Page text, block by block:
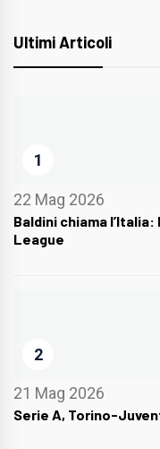
Ultimi Articoli
1
22 Mag 2026
Baldini chiama
League
2
21 Mag 2026
Serie A, Torino-